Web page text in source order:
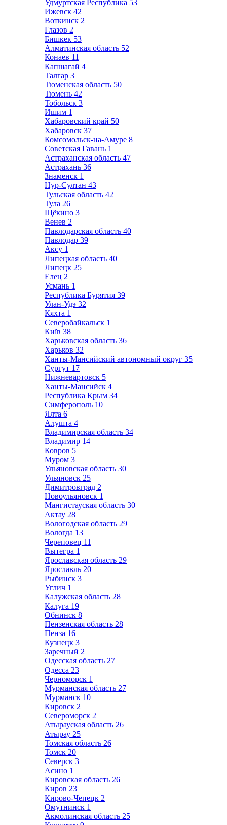
Удмуртская Республика 53
Ижевск 42
Воткинск 2
Глазов 2
Бишкек 53
Алматинская область 52
Конаев 11
Капшагай 4
Талгар 3
Тюменская область 50
Тюмень 42
Тобольск 3
Ишим 1
Хабаровский край 50
Хабаровск 37
Комсомольск-на-Амуре 8
Советская Гавань 1
Астраханская область 47
Астрахань 36
Знаменск 1
Нур-Султан 43
Тульская область 42
Тула 26
Щёкино 3
Венев 2
Павлодарская область 40
Павлодар 39
Аксу 1
Липецкая область 40
Липецк 25
Елец 2
Усмань 1
Республика Бурятия 39
Улан-Удэ 32
Кяхта 1
Северобайкальск 1
Київ 38
Харьковская область 36
Харьков 32
Ханты-Мансийский автономный округ 35
Сургут 17
Нижневартовск 5
Ханты-Мансийск 4
Республика Крым 34
Симферополь 10
Ялта 6
Алушта 4
Владимирская область 34
Владимир 14
Ковров 5
Муром 3
Ульяновская область 30
Ульяновск 25
Димитровград 2
Новоульяновск 1
Мангистауская область 30
Актау 28
Вологодская область 29
Вологда 13
Череповец 11
Вытегра 1
Ярославская область 29
Ярославль 20
Рыбинск 3
Углич 1
Калужская область 28
Калуга 19
Обнинск 8
Пензенская область 28
Пенза 16
Кузнецк 3
Заречный 2
Одесская область 27
Одесса 23
Черноморск 1
Мурманская область 27
Мурманск 10
Кировск 2
Североморск 2
Атырауская область 26
Атырау 25
Томская область 26
Томск 20
Северск 3
Асино 1
Кировская область 26
Киров 23
Кирово-Чепецк 2
Омутнинск 1
Акмолинская область 25